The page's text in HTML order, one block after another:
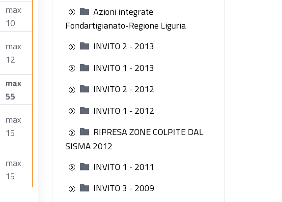
max
10
max
12
max
55
max
15
max
15
Azioni integrate
Fondartigianato-Regione Liguria
INVITO 2 - 2013
INVITO 1 - 2013
INVITO 2 - 2012
INVITO 1 - 2012
RIPRESA ZONE COLPITE DAL
SISMA 2012
INVITO 1 - 2011
INVITO 3 - 2009